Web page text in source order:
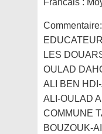
Francais :
Commentaire:
LES
OULAD
ALI BEN
ALI-OULAD
COMMUNE
BOUZOUK-